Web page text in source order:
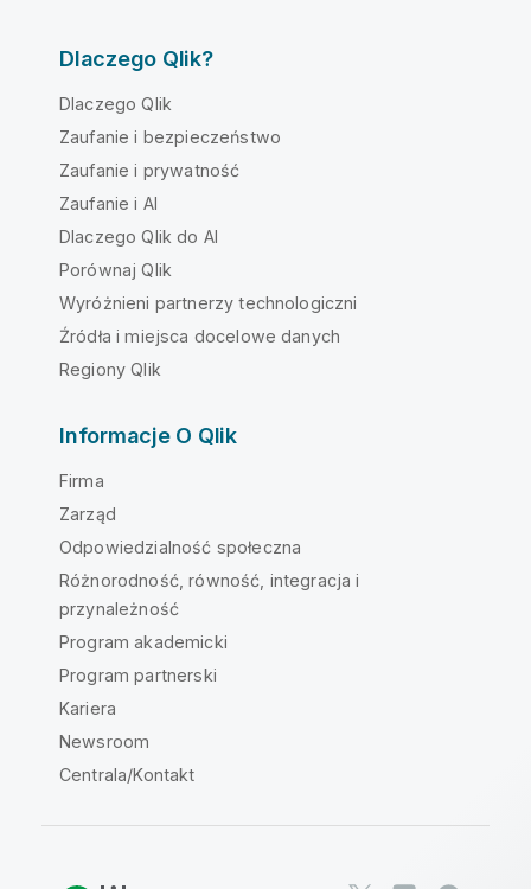
Dlaczego Qlik?
Dlaczego Qlik
Zaufanie i bezpieczeństwo
Zaufanie i prywatność
Zaufanie i AI
Dlaczego Qlik do AI
Porównaj Qlik
Wyróżnieni partnerzy technologiczni
Źródła i miejsca docelowe danych
Regiony Qlik
Informacje O Qlik
Firma
Zarząd
Odpowiedzialność społeczna
Różnorodność, równość, integracja i
przynależność
Program akademicki
Program partnerski
Kariera
Newsroom
Centrala/Kontakt